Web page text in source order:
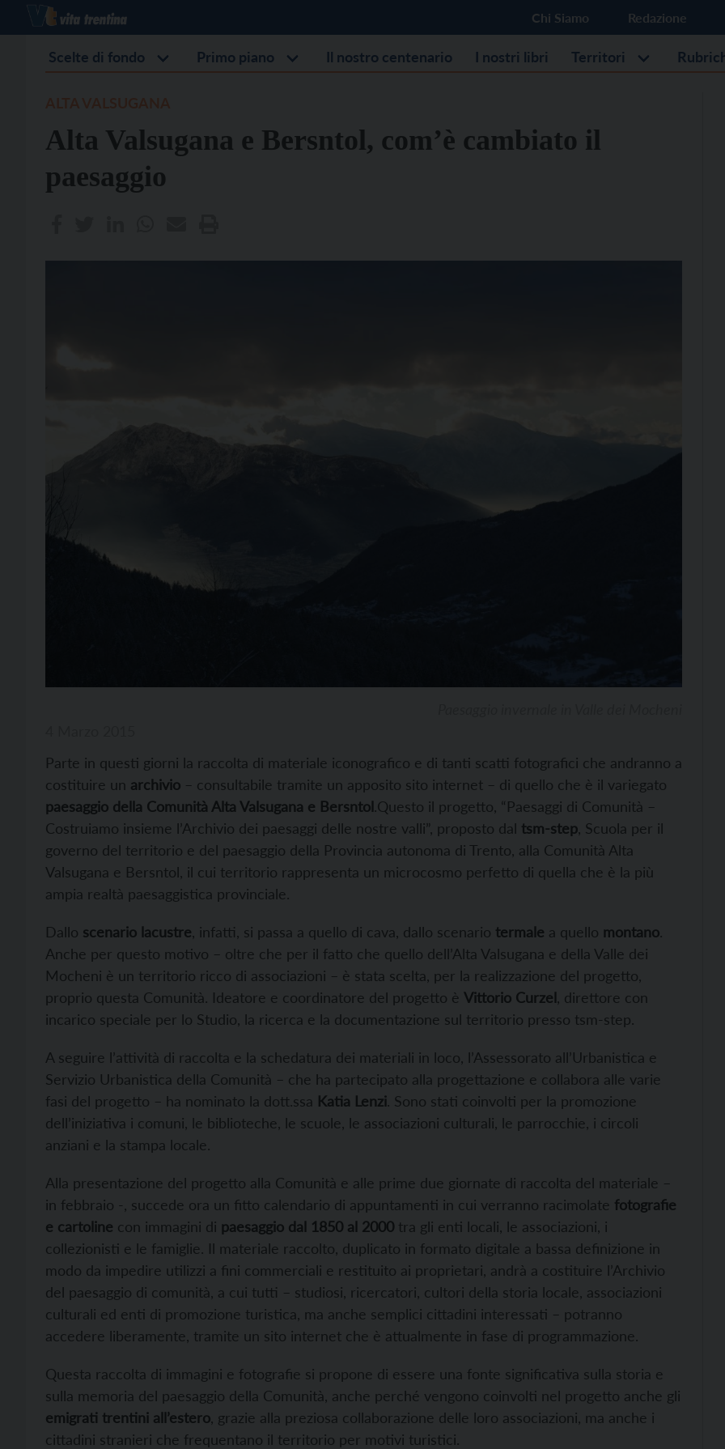
Chi Siamo Redazione
Scelte di fondo Primo piano Il nostro centenario I nostri libri Territori
Alta Valsugana e Bersntol, com’è cambiato il
paesaggio
Parte in questi giorni la raccolta di materiale iconografico e di tanti scatti fotografici che andranno a
costituire un archivio – consultabile tramite un apposito sito internet – di quello che è il variegato
paesaggio della Comunità Alta Valsugana e Bersntol.Questo il progetto, “Paesaggi di Comunità –
Costruiamo insieme l’Archivio dei paesaggi delle nostre valli”, proposto dal tsm-step , Scuola per il
governo del territorio e del paesaggio della Provincia autonoma di Trento, alla Comunità Alta
Valsugana e Bersntol, il cui territorio rappresenta un microcosmo perfetto di quella che è la più
ampia realtà paesaggistica provinciale.
Dallo scenario lacustre , infatti, si passa a quello di cava, dallo scenario termale a quello montano.
Anche per questo motivo – oltre che per il fatto che quello dell’Alta Valsugana e della Valle dei
Mocheni è un territorio ricco di associazioni – è stata scelta, per la realizzazione del progetto,
proprio questa Comunità. Ideatore e coordinatore del progetto è Vittorio Curzel , direttore con
incarico speciale per lo Studio, la ricerca e la documentazione sul territorio presso tsm-step.
A seguire l’attività di raccolta e la schedatura dei materiali in loco, l’Assessorato all’Urbanistica e
Servizio Urbanistica della Comunità – che ha partecipato alla progettazione e collabora alle varie
fasi del progetto – ha nominato la dott.ssa Katia Lenzi. Sono stati coinvolti per la promozione
dell’iniziativa i comuni, le biblioteche, le scuole, le associazioni culturali, le parrocchie, i circoli
anziani e la stampa locale.
Alla presentazione del progetto alla Comunità e alle prime due giornate di raccolta del materiale –
in febbraio -, succede ora un fitto calendario di appuntamenti in cui verranno racimolate fotografie
e cartoline con immagini di paesaggio dal 1850 al 2000 tra gli enti locali, le associazioni, i
collezionisti e le famiglie. Il materiale raccolto, duplicato in formato digitale a bassa definizione in
modo da impedire utilizzi a fini commerciali e restituito ai proprietari, andrà a costituire l’Archivio
del paesaggio di comunità, a cui tutti – studiosi, ricercatori, cultori della storia locale, associazioni
culturali ed enti di promozione turistica, ma anche semplici cittadini interessati – potranno
accedere liberamente, tramite un sito internet che è attualmente in fase di programmazione.
Questa raccolta di immagini e fotografie si propone di essere una fonte significativa sulla storia e
sulla memoria del paesaggio della Comunità, anche perché vengono coinvolti nel progetto anche gli
emigrati trentini all’estero , grazie alla preziosa collaborazione delle loro associazioni, ma anche i
cittadini stranieri che frequentano il territorio per motivi turistici.